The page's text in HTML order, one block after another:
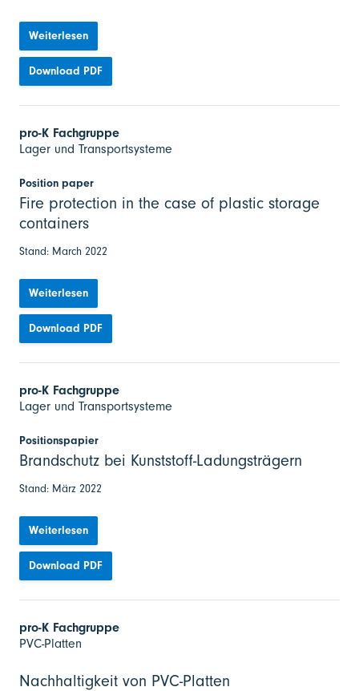
Weiterlesen
Download PDF
pro-K Fachgruppe
Lager und Transportsysteme
Position paper
Fire protection in the case of plastic storage
containers
Stand: March 2022
Weiterlesen
Download PDF
pro-K Fachgruppe
Lager und Transportsysteme
Positionspapier
Brandschutz bei Kunststoff-Ladungsträgern
Stand: März 2022
Weiterlesen
Download PDF
pro-K Fachgruppe
PVC-Platten
Nachhaltigkeit von PVC-Platten